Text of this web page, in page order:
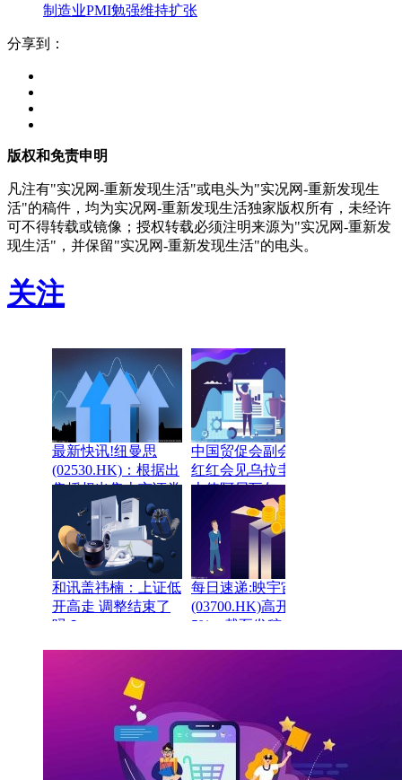
制造业PMI勉强维持扩张
分享到：
版权和免责申明
凡注有"实况网-重新发现生活"或电头为"实况网-重新发现生
活"的稿件，均为实况网-重新发现生活独家版权所有，未经许
可不得转载或镜像；授权转载必须注明来源为"实况网-重新发
现生活"，并保留"实况网-重新发现生活"的电头。
关注
最新快讯!纽曼思
(02530.HK)：根据出
售授权出售上市证券
总代价7130万港元
中国贸促会副会长林
红红会见乌拉圭驻华
大使阿尼瓦尔·卡夫
和讯盖祎楠：上证低
开高走 调整结束了
吗？
每日速递:映宇宙
(03700.HK)高开近
5%，截至发稿，涨